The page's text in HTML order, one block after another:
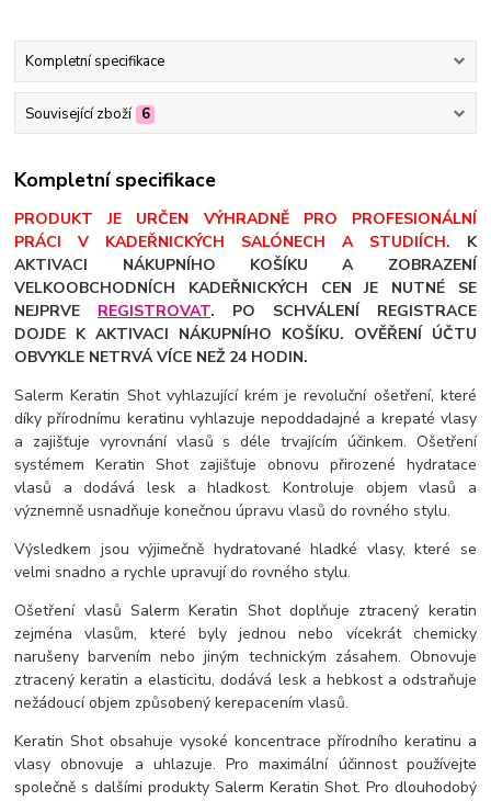
Kompletní specifikace
Související zboží 6
Kompletní specifikace
PRODUKT JE URČEN VÝHRADNĚ PRO PROFESIONÁLNÍ
PRÁCI V KADEŘNICKÝCH SALÓNECH A STUDIÍCH. K
AKTIVACI NÁKUPNÍHO KOŠÍKU A ZOBRAZENÍ
VELKOOBCHODNÍCH KADEŘNICKÝCH CEN JE NUTNÉ SE
NEJPRVE REGISTROVAT. PO SCHVÁLENÍ REGISTRACE
DOJDE K AKTIVACI NÁKUPNÍHO KOŠÍKU. OVĚŘENÍ ÚČTU
OBVYKLE NETRVÁ VÍCE NEŽ 24 HODIN.
Salerm Keratin Shot vyhlazující krém je revoluční ošetření, které
díky přírodnímu keratinu vyhlazuje nepoddadajné a krepaté vlasy
a zajišťuje vyrovnání vlasů s déle trvajícím účinkem. Ošetření
systémem Keratin Shot zajišťuje obnovu přirozené hydratace
vlasů a dodává lesk a hladkost. Kontroluje objem vlasů a
význemně usnadňuje konečnou úpravu vlasů do rovného stylu.
Výsledkem jsou výjimečně hydratované hladké vlasy, které se
velmi snadno a rychle upravují do rovného stylu.
Ošetření vlasů Salerm Keratin Shot doplňuje ztracený keratin
zejména vlasům, které byly jednou nebo vícekrát chemicky
narušeny barvením nebo jiným technickým zásahem. Obnovuje
ztracený keratin a elasticitu, dodává lesk a hebkost a odstraňuje
nežádoucí objem způsobený kerepacením vlasů.
Keratin Shot obsahuje vysoké koncentrace přírodního keratinu a
vlasy obnovuje a uhlazuje. Pro maximální účinnost používejte
společně s dalšími produkty Salerm Keratin Shot. Pro dlouhodobý